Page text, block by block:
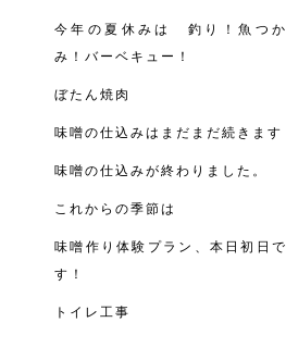
今年の夏休みは 釣り！魚つか
み！バーベキュー！
ぼたん焼肉
味噌の仕込みはまだまだ続きます
味噌の仕込みが終わりました。
これからの季節は
味噌作り体験プラン、本日初日で
す！
トイレ工事